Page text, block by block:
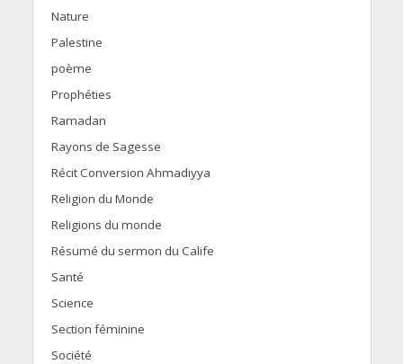
Nature
Palestine
poème
Prophéties
Ramadan
Rayons de Sagesse
Récit Conversion Ahmadiyya
Religion du Monde
Religions du monde
Résumé du sermon du Calife
Santé
Science
Section féminine
Société